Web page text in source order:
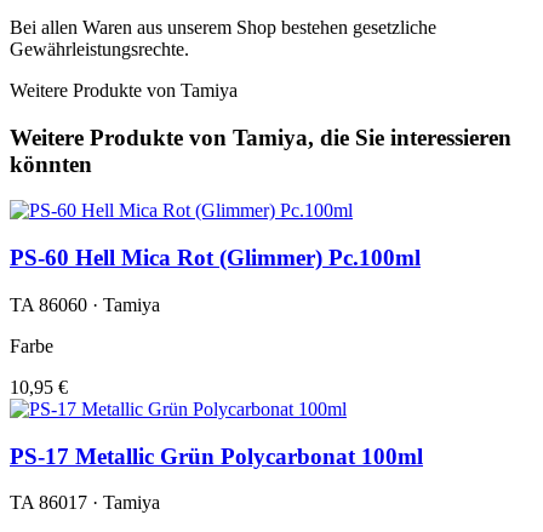
Bei allen Waren aus unserem Shop bestehen gesetzliche
Gewährleistungsrechte.
Weitere Produkte von Tamiya
Weitere Produkte von Tamiya, die Sie interessieren
könnten
PS-60 Hell Mica Rot (Glimmer) Pc.100ml
TA 86060 · Tamiya
Farbe
10,95 €
PS-17 Metallic Grün Polycarbonat 100ml
TA 86017 · Tamiya